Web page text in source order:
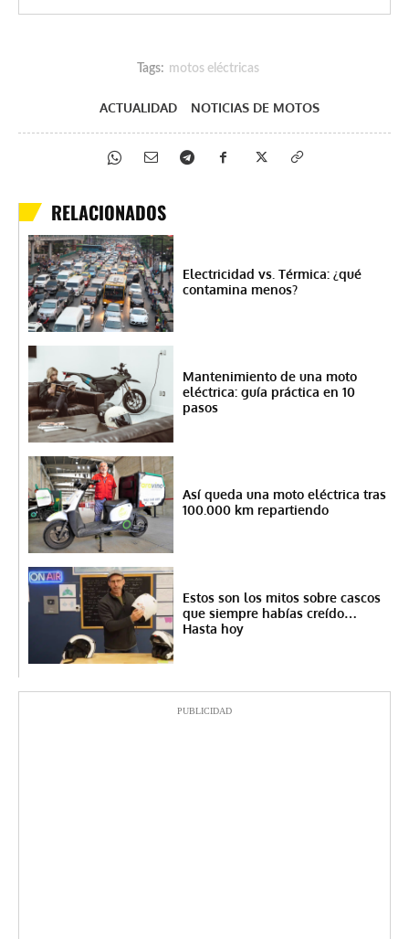
Tags: motos eléctricas
ACTUALIDAD NOTICIAS DE MOTOS
RELACIONADOS
Electricidad vs. Térmica: ¿qué
contamina menos?
Mantenimiento de una moto
eléctrica: guía práctica en 10
pasos
Así queda una moto eléctrica tras
100.000 km repartiendo
Estos son los mitos sobre cascos
que siempre habías creído…
Hasta hoy
PUBLICIDAD